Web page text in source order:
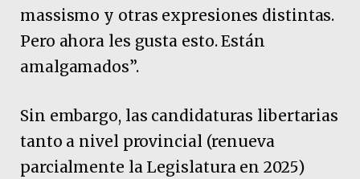
massismo y otras expresiones distintas.
Pero ahora les gusta esto. Están
amalgamados”.
Sin embargo, las candidaturas libertarias
tanto a nivel provincial (renueva
parcialmente la Legislatura en 2025)